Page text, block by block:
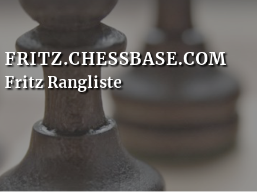
FRITZ.CHESSBASE.COM
Fritz Rangliste